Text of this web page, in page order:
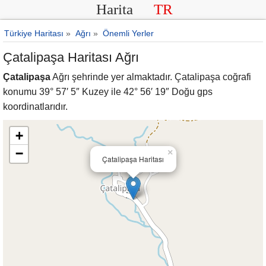
Harita TR
Türkiye Haritası » Ağrı » Önemli Yerler
Çatalipaşa Haritası Ağrı
ÇatalipaşaAğrı şehrinde yer almaktadır. Çatalipaşa coğrafi
konumu 39° 57′ 5″ Kuzey ile 42° 56′ 19″ Doğu gps
koordinatlarıdır.
Çatalipaşa Haritası
×
+
−